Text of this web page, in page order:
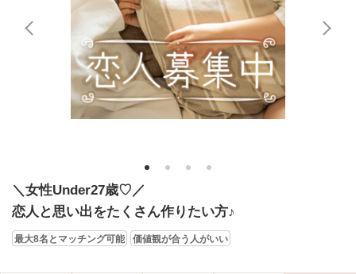
1 2 3 4
＼女性Under27歳♡／
恋人と思い出をたくさん作りたい方♪
最大8名とマッチング可能 価値観が合う人がいい